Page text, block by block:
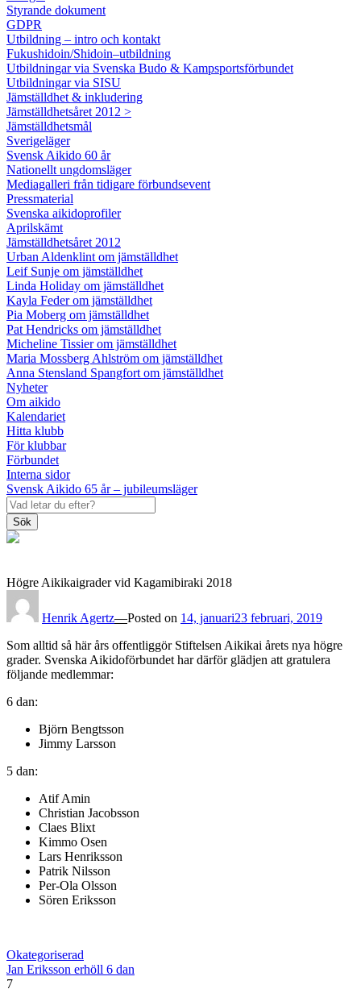
Styrande dokument
GDPR
Utbildning – intro och kontakt
Fukushidoin/Shidoin–utbildning
Utbildningar via Svenska Budo & Kampsportsförbundet
Utbildningar via SISU
Jämställdhet & inkludering
Jämställdhetsåret 2012 >
Jämställdhetsmål
Sverigeläger
Svensk Aikido 60 år
Nationellt ungdomsläger
Mediagalleri från tidigare förbundsevent
Pressmaterial
Svenska aikidoprofiler
Aprilskämt
Jämställdhetsåret 2012
Urban Aldenklint om jämställdhet
Leif Sunje om jämställdhet
Linda Holiday om jämställdhet
Kayla Feder om jämställdhet
Pia Moberg om jämställdhet
Pat Hendricks om jämställdhet
Micheline Tissier om jämställdhet
Maria Mossberg Ahlström om jämställdhet
Anna Stensland Spangfort om jämställdhet
Nyheter
Om aikido
Kalendariet
Hitta klubb
För klubbar
Förbundet
Interna sidor
Svensk Aikido 65 år – jubileumsläger
Sök
Högre Aikikaigrader vid Kagamibiraki 2018
Henrik Agertz—Posted on 14, januari23 februari, 2019
Som alltid så här års offentliggör Stiftelsen Aikikai årets nya högre
grader. Svenska Aikidoförbundet har därför glädjen att gratulera
följande medlemmar:
6 dan:
Björn Bengtsson
Jimmy Larsson
5 dan:
Atif Amin
Christian Jacobsson
Claes Blixt
Kimmo Osen
Lars Henriksson
Patrik Nilsson
Per-Ola Olsson
Sören Eriksson
Okategoriserad
Jan Eriksson erhöll 6 dan
7